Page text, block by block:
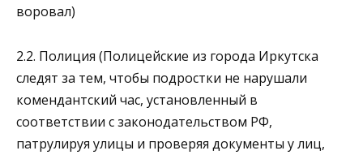
воровал)
2.2. Полиция (Полицейские из города Иркутска
следят за тем, чтобы подростки не нарушали
комендантский час, установленный в
соответствии с законодательством РФ,
патрулируя улицы и проверяя документы у лиц,